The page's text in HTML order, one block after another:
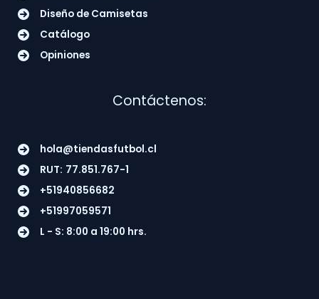
Diseño de Camisetas
Catálogo
Opiniones
Contáctenos:
hola@tiendasfutbol.cl
RUT: 77.851.767-1
+51940856682
+51997059571
L - S: 8:00 a 19:00 hrs.